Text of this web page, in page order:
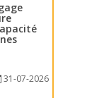
31-07-2026